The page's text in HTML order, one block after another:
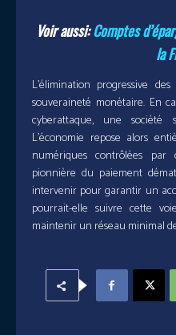
Voir aussi:Comptes
la
L’élimination progressive
souveraineté monétaire. En
cyberattaque, une société
L’économie repose alors
numériques contrôlées par
pionnière du paiement
intervenir pour garantir un
pourrait-elle suivre cette
maintenir un réseau minimal